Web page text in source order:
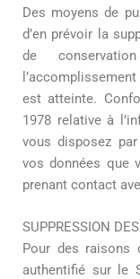
Des moyens de
d’en prévoir la
de
est atteinte.
1978 relative à
vous disposez
vos données que
prenant contact
SUPPRESSION
Pour des raisons
authentifié sur le